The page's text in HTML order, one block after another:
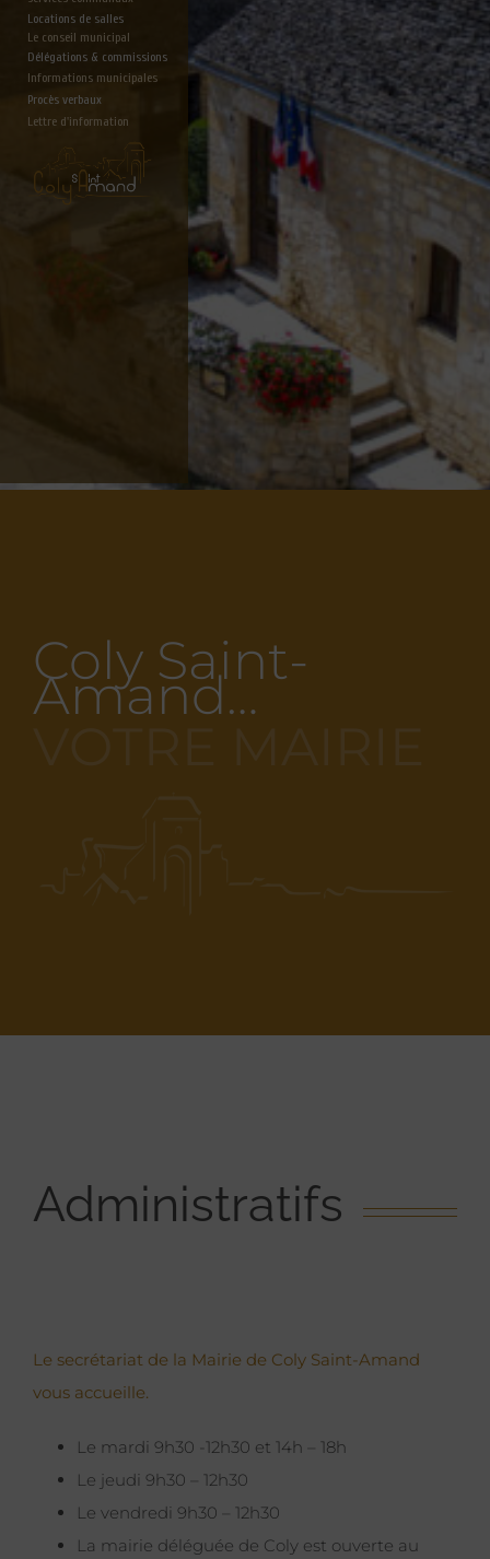
Locations de salles
Le conseil municipal
Délégations & commissions
Informations municipales
Lettre d'information
Procès verbaux
Coly Saint-
Amand…
Administratifs
Le secrétariat de la Mairie de Coly Saint-Amand
vous accueille.
Le mardi 9h30 -12h30 et 14h – 18h
Le jeudi 9h30 – 12h30
Le vendredi 9h30 – 12h30
La mairie déléguée de Coly est ouverte au